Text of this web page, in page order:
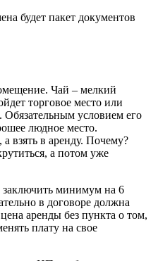
будет пакет документов
Чай – мелкий
торговое место или
условием его
людное место.
взять в аренду. Почему?
а потом уже
заключить минимум на 6
в договоре должна
аренды без пункта о том,
плату на свое